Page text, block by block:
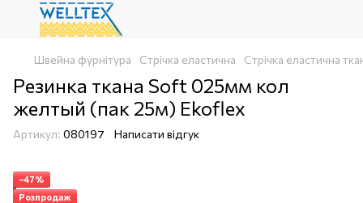
Швейна фурнітура Стрічка еластична Стрічка еластична
Резинка ткана Soft 025мм кол
желтый (пак 25м) Ekoflex
Артикул: 080197 Написати відгук
−47%
Розпродаж